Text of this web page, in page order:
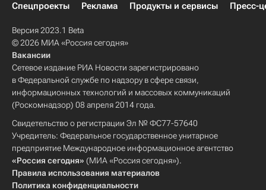
Спецпроекты
Реклама Продукты и сервисы Пресс-
Версия 2023.1 Beta
© 2026 МИА «Россия сегодня»
Вакансии
Сетевое издание РИА Новости зарегистрировано
в Федеральной службе по надзору в сфере связи,
информационных технологий и массовых коммуникаций
(Роскомнадзор) 08 апреля 2014 года.
Свидетельство о регистрации Эл № ФС77-57640
Учредитель: Федеральное государственное унитарное
предприятие Международное информационное агентство
«Россия сегодня» (МИА «Россия сегодня»).
Правила использования материалов
Политика конфиденциальности